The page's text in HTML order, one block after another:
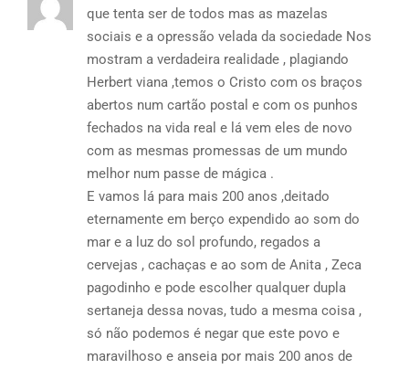
que tenta ser de todos mas as mazelas
sociais e a opressão velada da sociedade Nos
mostram a verdadeira realidade , plagiando
Herbert viana ,temos o Cristo com os braços
abertos num cartão postal e com os punhos
fechados na vida real e lá vem eles de novo
com as mesmas promessas de um mundo
melhor num passe de mágica .
E vamos lá para mais 200 anos ,deitado
eternamente em berço expendido ao som do
mar e a luz do sol profundo, regados a
cervejas , cachaças e ao som de Anita , Zeca
pagodinho e pode escolher qualquer dupla
sertaneja dessa novas, tudo a mesma coisa ,
só não podemos é negar que este povo e
maravilhoso e anseia por mais 200 anos de